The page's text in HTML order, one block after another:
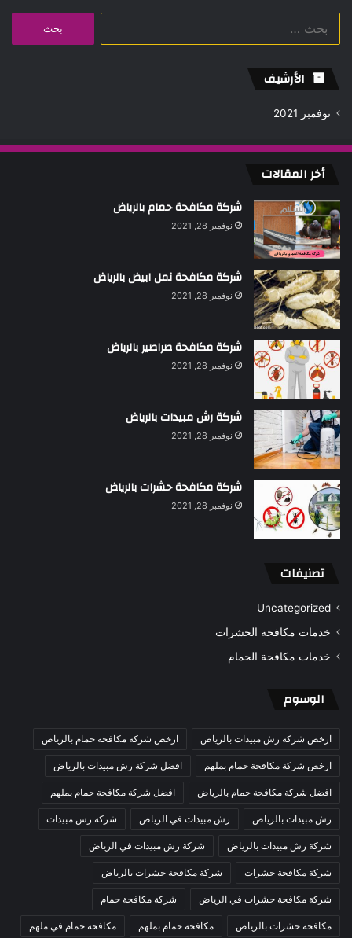
الأرشيف
نوفمبر 2021
أخر المقالات
شركة مكافحة حمام بالرياض
نوفمبر 28, 2021
شركة مكافحة نمل ابيض بالرياض
نوفمبر 28, 2021
شركة مكافحة صراصير بالرياض
نوفمبر 28, 2021
شركة رش مبيدات بالرياض
نوفمبر 28, 2021
شركة مكافحة حشرات بالرياض
نوفمبر 28, 2021
تصنيفات
Uncategorized
خدمات مكافحة الحشرات
خدمات مكافحة الحمام
الوسوم
ارخص شركة رش مبيدات بالرياض ارخص شركة مكافحة حمام بالرياض
ارخص شركة مكافحة حمام بملهم افضل شركة رش مبيدات بالرياض
افضل شركة مكافحة حمام بالرياض افضل شركة مكافحة حمام بملهم
رش مبيدات بالرياض رش مبيدات في الرياض شركة رش مبيدات
شركة رش مبيدات بالرياض شركة رش مبيدات في الرياض
شركة مكافحة حشرات شركة مكافحة حشرات بالرياض
شركة مكافحة حشرات في الرياض شركة مكافحة حمام
مكافحة حشرات بالرياض مكافحة حمام بملهم مكافحة حمام في ملهم